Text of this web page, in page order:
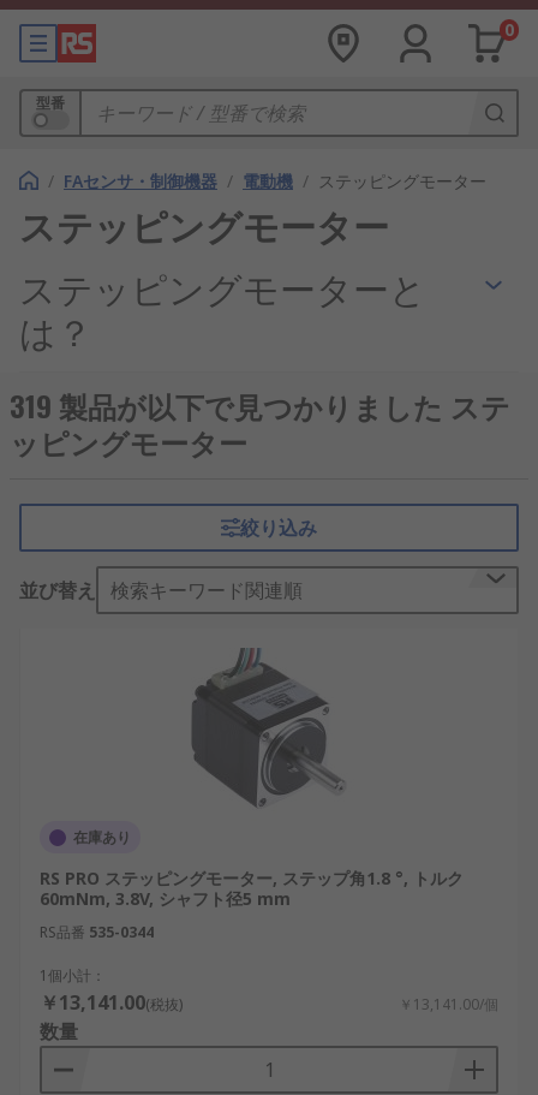
0
型番
/ FAセンサ・制御機器 / 電動機 / ステッピングモーター
ステッピングモーター
ステッピングモーターと
は？
ステッピングモーターとは、一定の回転角度ずつ回
転する電動機です。ステッパーモーター、パルスモ
ーターなどとも呼ばれ、電源のON／OFFが繰り返さ
できます。
サーボモーターとステッピ
ングモーターの違い
が中・高速域においてフラットにト
ルクを発生させられるのに対し、ステッピングモー
ターのトルク特性はフラットではなく、低・中速域
のトルクが高く、高速域ではトルクが下がってきま
ステッピングモーターの仕
組み
磁石を備えたローター（回転子）と、巻線が巻かれ
たステータ（固定子）で構成されています。ステー
タ巻線に流れる励磁電流を切り替えることで、モー
ター固有の回転角またはステップ角で歩進します。
319 製品が以下で見つかりました ステ
ッピングモーター
絞り込み
並び替え 検索キーワード関連順
在庫あり
RS PRO ステッピングモーター, ステップ角1.8 °, トルク
60mNm, 3.8V, シャフト径5 mm
RS品番 535-0344
1個小計：
￥13,141.00(税抜) ￥13,141.00/個
数量